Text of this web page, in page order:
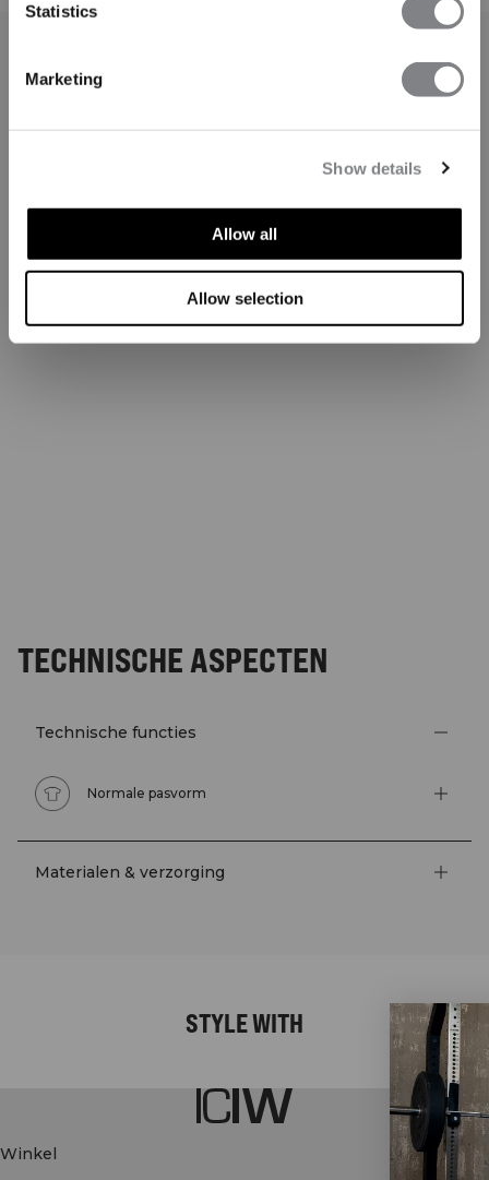
Statistics
Marketing
Show details
Allow all
Allow selection
TECHNISCHE ASPECTEN
Technische functies
Normale pasvorm
Materialen & verzorging
STYLE WITH
Winkel